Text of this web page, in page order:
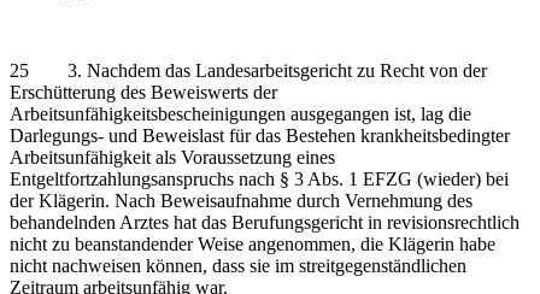
25 3. Nachdem das Landesarbeitsgericht zu Recht von der
Erschütterung des Beweiswerts der
Arbeitsunfähigkeitsbescheinigungen ausgegangen ist, lag die
Darlegungs- und Beweislast für das Bestehen krankheitsbedingter
Arbeitsunfähigkeit als Voraussetzung eines
Entgeltfortzahlungsanspruchs nach § 3 Abs. 1 EFZG (wieder) bei
der Klägerin. Nach Beweisaufnahme durch Vernehmung des
behandelnden Arztes hat das Berufungsgericht in revisionsrechtlich
nicht zu beanstandender Weise angenommen, die Klägerin habe
nicht nachweisen können, dass sie im streitgegenständlichen
Zeitraum arbeitsunfähig war.